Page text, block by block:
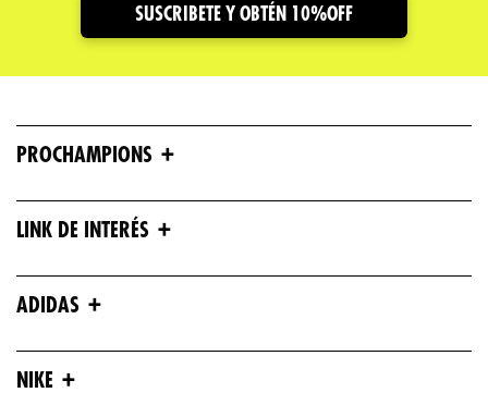
SUSCRIBETE Y OBTÉN 10%OFF
PROCHAMPIONS +
LINK DE INTERÉS +
ADIDAS +
NIKE +